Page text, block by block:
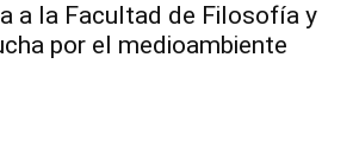
a la Facultad de Filosofía y
por el medioambiente